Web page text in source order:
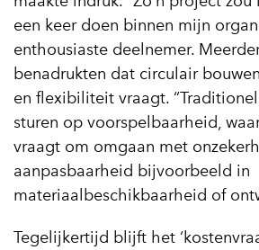
een keer doen binnen mijn
enthousiaste deelnemer.
benadrukten dat circulair
en flexibiliteit vraagt.
sturen op voorspelbaarheid,
vraagt om omgaan met
aanpasbaarheid bijvoorbeeld in
materiaalbeschikbaarheid of
Tegelijkertijd blijft het